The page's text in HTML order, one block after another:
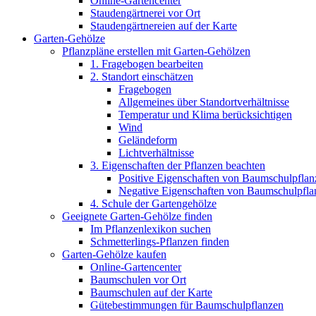
Staudengärtnerei vor Ort
Staudengärtnereien auf der Karte
Garten-Gehölze
Pflanzpläne erstellen mit Garten-Gehölzen
1. Fragebogen bearbeiten
2. Standort einschätzen
Fragebogen
Allgemeines über Standortverhältnisse
Temperatur und Klima berücksichtigen
Wind
Geländeform
Lichtverhältnisse
3. Eigenschaften der Pflanzen beachten
Positive Eigenschaften von
Negative Eigenschaften von
4. Schule der Gartengehölze
Geeignete Garten-Gehölze finden
Im Pflanzenlexikon suchen
Schmetterlings-Pflanzen finden
Garten-Gehölze kaufen
Online-Gartencenter
Baumschulen vor Ort
Baumschulen auf der Karte
Gütebestimmungen für Baumschulpflanzen